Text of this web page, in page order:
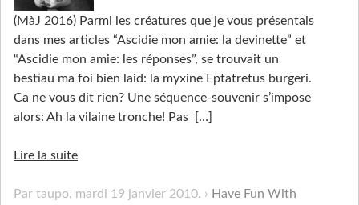
(MàJ 2016) Parmi les créatures que je vous présentais
dans mes articles “Ascidie mon amie: la devinette” et
“Ascidie mon amie: les réponses”, se trouvait un
bestiau ma foi bien laid: la myxine Eptatretus burgeri.
Ca ne vous dit rien? Une séquence-souvenir s’impose
alors: Ah la vilaine tronche! Pas
[…]
Lire la suite
Par taupo, mardi 19 janvier 2010. Have Fun With